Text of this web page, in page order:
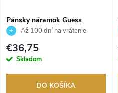
o
v
o
v
Pánsky náramok Guess
JUMB01312JWYGBKT/U
Až 100 dní na vrátenie
€36,75
Skladom
DO KOŠÍKA